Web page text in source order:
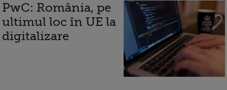
PwC: România, pe
ultimul loc în UE la
digitalizare